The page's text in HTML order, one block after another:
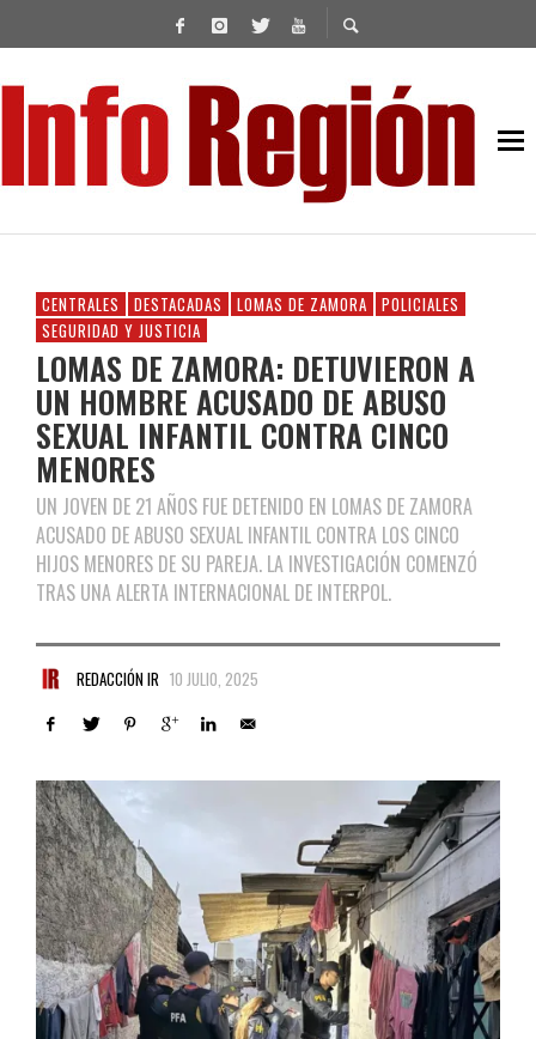
CENTRALES DESTACADAS LOMAS DE ZAMORA
POLICIALES
SEGURIDAD Y JUSTICIA
LOMAS DE ZAMORA: DETUVIERON A
UN HOMBRE ACUSADO DE ABUSO
SEXUAL INFANTIL CONTRA CINCO
MENORES
UN JOVEN DE 21 AÑOS FUE DETENIDO EN LOMAS DE ZAMORA
ACUSADO DE ABUSO SEXUAL INFANTIL CONTRA LOS CINCO
HIJOS MENORES DE SU PAREJA. LA INVESTIGACIÓN COMENZÓ
TRAS UNA ALERTA INTERNACIONAL DE INTERPOL.
REDACCIÓN IR 10 JULIO, 2025